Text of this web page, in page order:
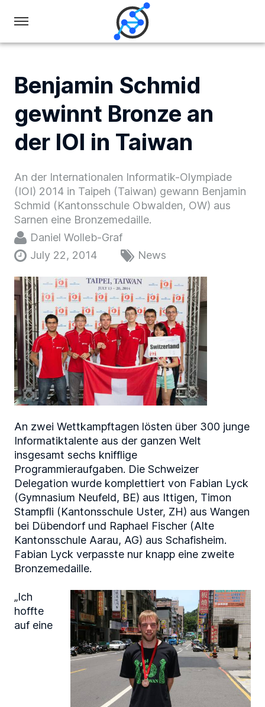
Swiss
Olympiad
in
Informatics
Benjamin Schmid
gewinnt Bronze an
der IOI in Taiwan
An der Internationalen Informatik-Olympiade
(IOI) 2014 in Taipeh (Taiwan) gewann Benjamin
Schmid (Kantonsschule Obwalden, OW) aus
Sarnen eine Bronzemedaille.
Daniel Wolleb-Graf
July 22, 2014
News
An zwei Wettkampftagen lösten über 300 junge
Informatiktalente aus der ganzen Welt
insgesamt sechs knifflige
Programmieraufgaben. Die Schweizer
Delegation wurde komplettiert von Fabian Lyck
(Gymnasium Neufeld, BE) aus Ittigen, Timon
Stampfli (Kantonsschule Uster, ZH) aus Wangen
bei Dübendorf und Raphael Fischer (Alte
Kantonsschule Aarau, AG) aus Schafisheim.
Fabian Lyck verpasste nur knapp eine zweite
Bronzemedaille.
„Ich
hoffte
auf eine